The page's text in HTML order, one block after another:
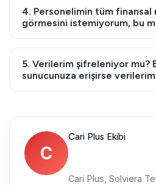
4. Personelimin tüm finansal
görmesini istemiyorum, bu
5. Verilerim şifreleniyor mu?
sunucunuza erişirse
C
Cari Plus Ekibi
Cari Plus, Solviera